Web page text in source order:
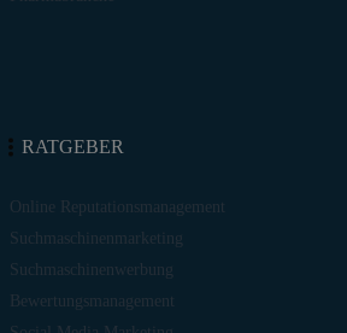
RATGEBER
Online Reputationsmanagement
Suchmaschinenmarketing
Suchmaschinenwerbung
Bewertungsmanagement